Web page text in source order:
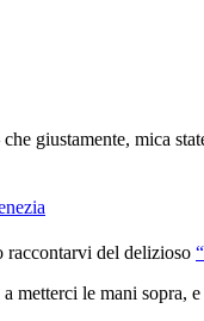
giustamente, mica
raccontarvi del delizioso “
metterci le mani sopra,